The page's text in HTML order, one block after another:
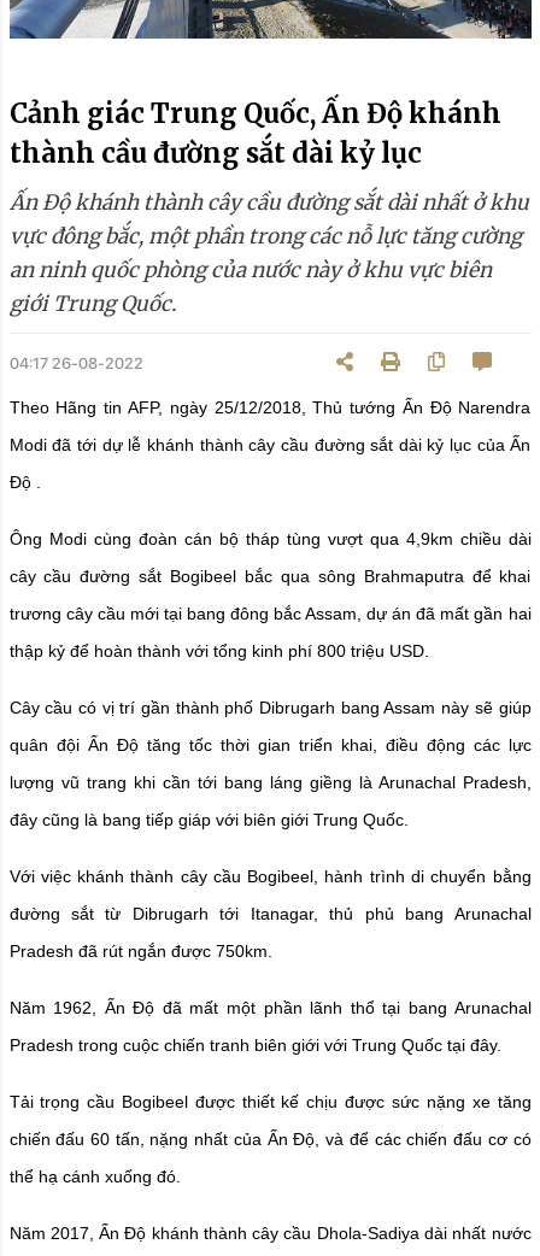
Cảnh giác Trung Quốc, Ấn Độ khánh
thành cầu đường sắt dài kỷ lục
Ấn Độ khánh thành cây cầu đường sắt dài nhất ở khu
vực đông bắc, một phần trong các nỗ lực tăng cường
an ninh quốc phòng của nước này ở khu vực biên
giới Trung Quốc.
04:17 26-08-2022
Theo Hãng tin AFP, ngày 25/12/2018, Thủ tướng Ấn Độ Narendra
Modi đã tới dự lễ khánh thành cây cầu đường sắt dài kỷ lục của Ấn
Độ .
Ông Modi cùng đoàn cán bộ tháp tùng vượt qua 4,9km chiều dài
cây cầu đường sắt Bogibeel bắc qua sông Brahmaputra để khai
trương cây cầu mới tại bang đông bắc Assam, dự án đã mất gần hai
thập kỷ để hoàn thành với tổng kinh phí 800 triệu USD.
Cây cầu có vị trí gần thành phố Dibrugarh bang Assam này sẽ giúp
quân đội Ấn Độ tăng tốc thời gian triển khai, điều động các lực
lượng vũ trang khi cần tới bang láng giềng là Arunachal Pradesh,
đây cũng là bang tiếp giáp với biên giới Trung Quốc.
Với việc khánh thành cây cầu Bogibeel, hành trình di chuyển bằng
đường sắt từ Dibrugarh tới Itanagar, thủ phủ bang Arunachal
Pradesh đã rút ngắn được 750km.
Năm 1962, Ấn Độ đã mất một phần lãnh thổ tại bang Arunachal
Pradesh trong cuộc chiến tranh biên giới với Trung Quốc tại đây.
Tải trọng cầu Bogibeel được thiết kế chịu được sức nặng xe tăng
chiến đấu 60 tấn, nặng nhất của Ấn Độ, và để các chiến đấu cơ có
thể hạ cánh xuống đó.
Năm 2017, Ấn Độ khánh thành cây cầu Dhola-Sadiya dài nhất nước